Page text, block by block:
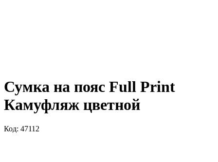
Сумка на пояс Full Print
Камуфляж цветной
Код: 47112